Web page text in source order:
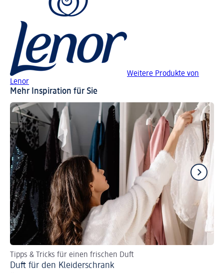
Weitere Produkte von
Lenor
Mehr Inspiration für Sie
Tipps & Tricks für einen frischen Duft
Duft für den Kleiderschrank